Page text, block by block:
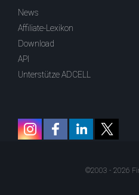
News
Affiliate-Lexikon
Download
API
Unterstütze ADCELL
©2003 - 2026